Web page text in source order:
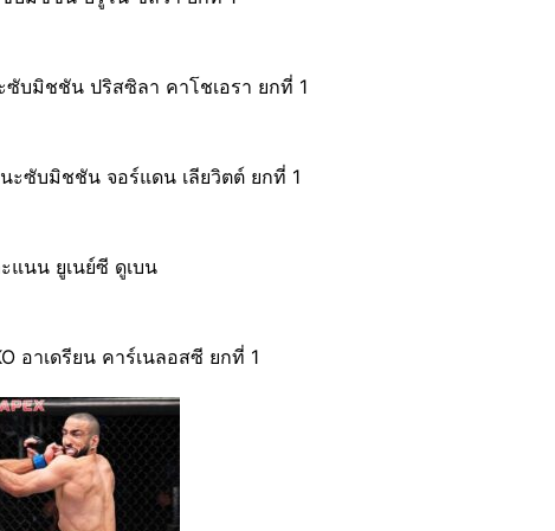
ซับมิชชัน ปริสซิลา คาโชเอรา ยกที่ 1
ะซับมิชชัน จอร์แดน เลียวิตต์ ยกที่ 1
แนน ยูเนย์ซี ดูเบน
อาเดรียน คาร์เนลอสซี ยกที่ 1